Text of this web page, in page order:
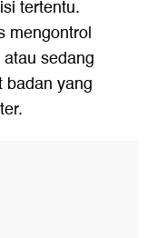
tertentu.
mengontrol
sedang
badan yang